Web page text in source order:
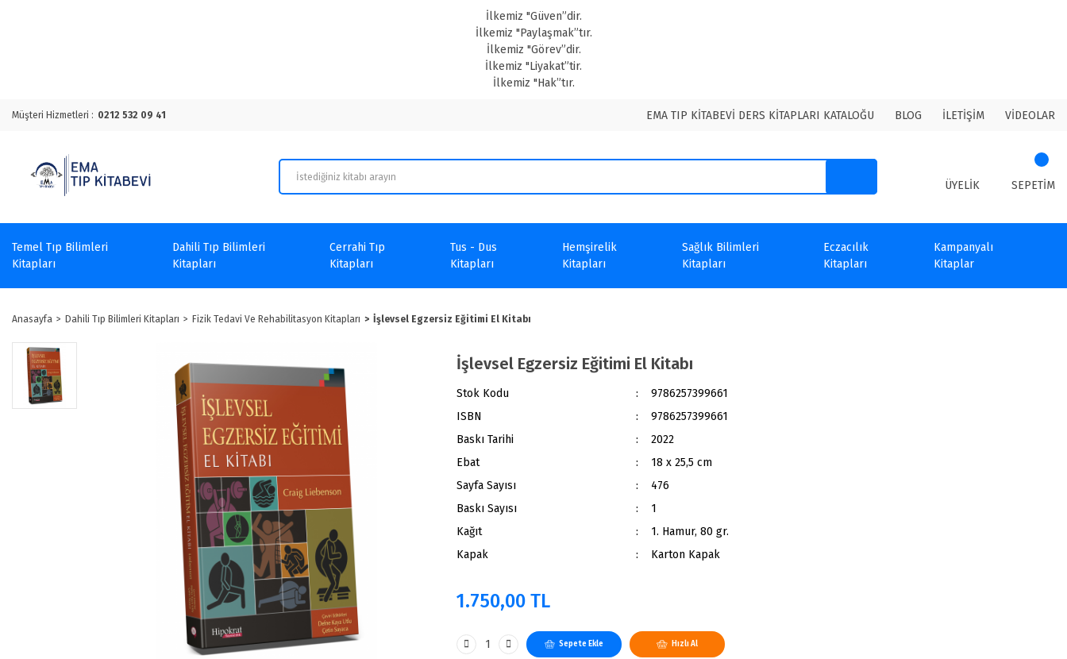
İlkemiz "Güven”dir.
İlkemiz "Paylaşmak”tır.
İlkemiz "Görev”dir.
İlkemiz "Liyakat”tir.
İlkemiz "Hak”tır.
Müşteri Hizmetleri : 0212 532 09 41 EMA TIP KİTABEVİ DERS KİTAPLARI KATALOĞU BLOG İLETİŞİM VİDEOLAR
ÜYELİK SEPETİM
Temel Tıp Bilimleri
Kitapları
Dahili Tıp Bilimleri
Kitapları
Cerrahi Tıp
Kitapları
Tus - Dus
Kitapları
Hemşirelik
Kitapları
Sağlık Bilimleri
Kitapları
Eczacılık
Kitapları
Kampanyalı
Kitaplar
Anasayfa Dahili Tıp Bilimleri Kitapları Fizik Tedavi Ve Rehabilitasyon Kitapları İşlevsel Egzersiz Eğitimi El Kitabı
İşlevsel Egzersiz Eğitimi El Kitabı
Stok Kodu
9786257399661
ISBN
9786257399661
Baskı Tarihi
2022
Ebat
18 x 25,5 cm
Sayfa Sayısı
476
Baskı Sayısı
1
Kağıt
1. Hamur, 80 gr.
Kapak
Karton Kapak
1.750,00 TL
Sepete Ekle Hızlı Al